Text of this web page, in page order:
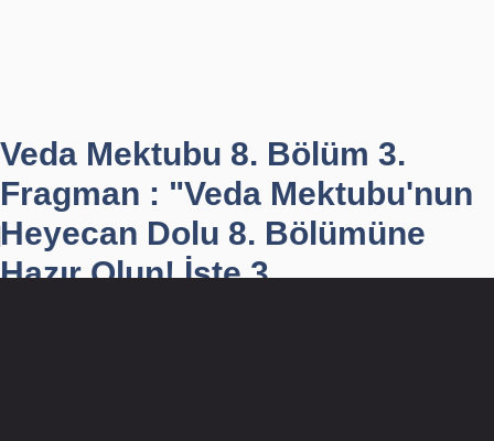
Veda Mektubu 8. Bölüm 3.
Fragman : "Veda Mektubu'nun
Heyecan Dolu 8. Bölümüne
Hazır Olun! İşte 3. ...